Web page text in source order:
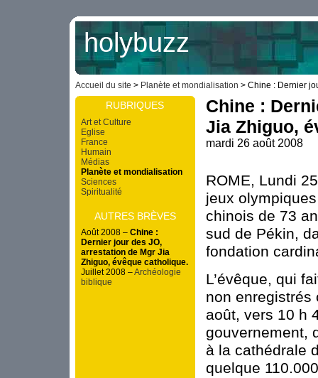
holybuzz
Accueil du site > Planète et mondialisation > Chine : Dernier
Chine :
Jia Zhiguo,
mardi 26 août 2008
ROME, Lundi
jeux
chinois de 73
sud de Pékin,
fondation
L’évêque, qui
non enregistrés
août, vers 10 h
gouvernement,
à la cathédrale
quelque
RUBRIQUES
Art et Culture
Eglise
France
Humain
Médias
Planète et mondialisation
Sciences
Spiritualité
AUTRES BRÈVES
Août 2008 –Chine :
Dernier jour des JO,
arrestation de Mgr Jia
Zhiguo, évêque catholique.
Juillet 2008 –Archéologie
biblique